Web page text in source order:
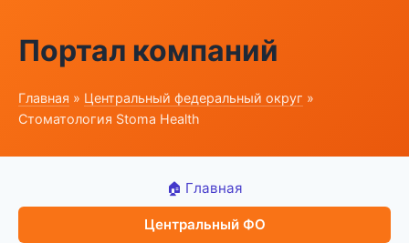
Портал компаний
Главная » Центральный федеральный округ »
Стоматология Stoma Health
🏠 Главная
Центральный ФО